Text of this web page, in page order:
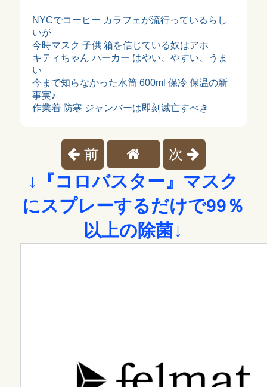
NYCでコーヒー カラフェが流行っているらし
いが
今時マスク 子供 箱を信じている奴はアホ
キティちゃん パーカー はやい、やすい、うま
い
今まで知らなかった水筒 600ml 保冷 保温の新
事実♪
作業着 防寒 ジャンバーは即刻滅亡すべき
前 次
↓『コロバスター』マスク
にスプレーするだけで99％
以上の除菌↓